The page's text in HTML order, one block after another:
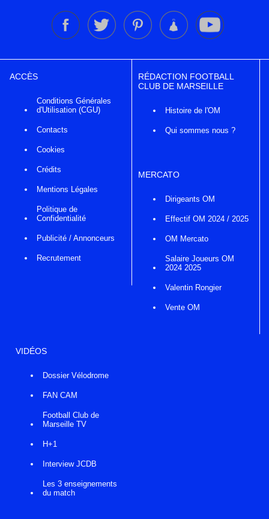
ACCÈS
Conditions Générales
d'Utilisation (CGU)
Contacts
Cookies
Crédits
Mentions Légales
Politique de
Confidentialité
Publicité / Annonceurs
Recrutement
RÉDACTION FOOTBALL
CLUB DE MARSEILLE
Histoire de l'OM
Qui sommes nous ?
MERCATO
Dirigeants OM
Effectif OM 2024 / 2025
OM Mercato
Salaire Joueurs OM
2024 2025
Valentin Rongier
Vente OM
VIDÉOS
Dossier Vélodrome
FAN CAM
Football Club de
Marseille TV
H+1
Interview JCDB
Les 3 enseignements
du match